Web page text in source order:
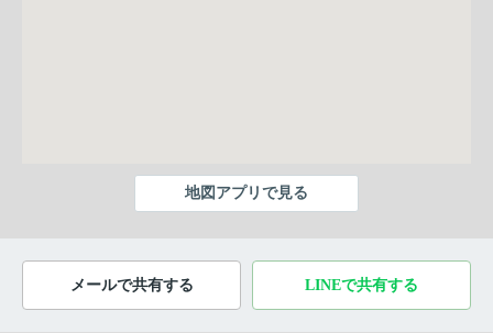
地図アプリで見る
メールで共有する LINEで共有する